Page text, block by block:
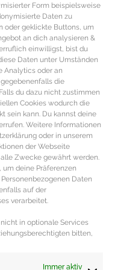
Form beispielsweise
Daten zu
oder geklickte Buttons, um
an dich analysieren &
einwilligst, bist du
Daten unter Umständen
Analytics oder an
die
du dazu nicht zustimmen
Cookies wodurch die
sein kann. Du kannst deine
Weitere Informationen
oder in unserem
der Webseite
Zwecke gewährt werden.
deine Präferenzen
Daten
auf der
verarbeitet.
in optionale Services
bitten,
Immer aktiv
Pho Suppe
mit Roastbeef
(PHO BO)
schwarzer